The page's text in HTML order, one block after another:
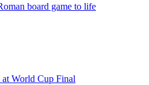
board game to life
World Cup Final